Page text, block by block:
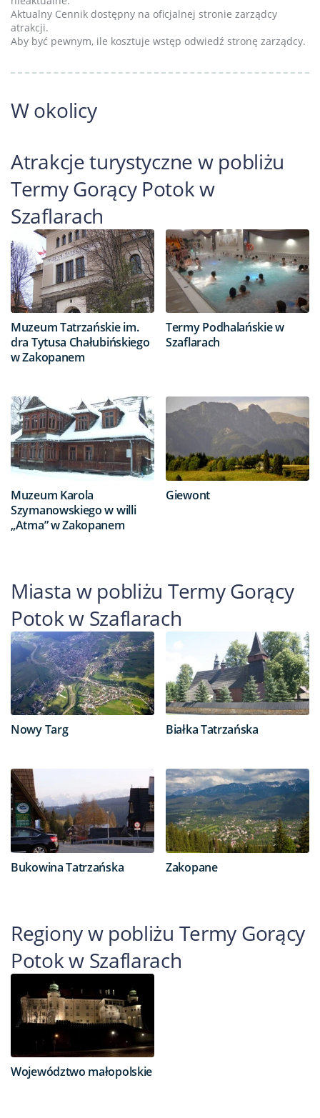
Aktualny Cennik dostępny na oficjalnej stronie zarządcy
atrakcji.
Aby być pewnym, ile kosztuje wstęp odwiedź stronę zarządcy.
W okolicy
Atrakcje turystyczne w pobliżu
Termy Gorący Potok w
Szaflarach
Muzeum Tatrzańskie im.
dra Tytusa Chałubińskiego
w Zakopanem
Termy Podhalańskie w
Szaflarach
Muzeum Karola
Szymanowskiego w willi
„Atma” w Zakopanem
Giewont
Miasta w pobliżu Termy Gorący
Potok w Szaflarach
Nowy Targ Białka Tatrzańska
Bukowina Tatrzańska Zakopane
Regiony w pobliżu Termy Gorący
Potok w Szaflarach
Województwo małopolskie